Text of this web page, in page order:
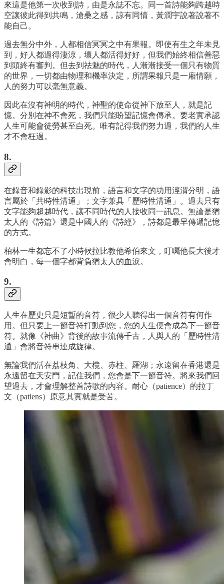
來這是他第一次收到詩，由是永誌不忘。同一首詩能夠跨越時
空讓彼此得到共鳴，滄桑之感，諒有同情，黃潤宇說著說著不
能自己。
過去無分中外，人都相信冥冥之中有果報。即使有生之年未見
到，好人都過得淒涼，壞人都活得好好，但我們始終相信善惡
到頭終有審判。但去到祛魅的時代，人漸漸接受一個只有物質
的世界，一切都由物理和機率決定，所謂果報只是一廂情願，
人的努力可以毫無意義。
因此在沒有神明的時代，神聖的使命從神下放至人，就是記
憶。分別在神不會死，我們只能盼望記憶會傳承。要老實承認
人生可能會徒勞甚至白死。唯有記得我們努力過，我們的人生
才不會枉過。
8.
在錄音和錄影的科技出現前，語言和文字的功用涇渭分明，語
言屬於「共時性溝通」；文字兼具「歷時性溝通」。過去只有
文字能夠超越時代，讓不同時代的人接收同一訊息。無論是猶
太人的《詩篇》還是中國人的《詩經》，詩都是最早傳遞記憶
的方式。
柏林一生都忘不了小時候拉比教他希伯來文，叮囑他長大後才
會明白，每一個字都背負猶太人的血淚。
9.
人生在歷史只是短暫的音符，很少人聽得出一個音符有何作
用。但只要上一節音符打動到您，您的人生便會成為下一節音
符。就像《神曲》背後的故事流傳千古，人與人的「歷時性溝
通」會將音符串連成旋律。
無論我們活在荔枝角、大欖、赤柱、羅湖；永遠留在香港還是
永遠留在天安門，記住我們，您會是下一節音符。將來我們回
望過去，才會理解整首詩歌的內容。耐心（patience）的拉丁
文（patiens）原意其實就是受苦。